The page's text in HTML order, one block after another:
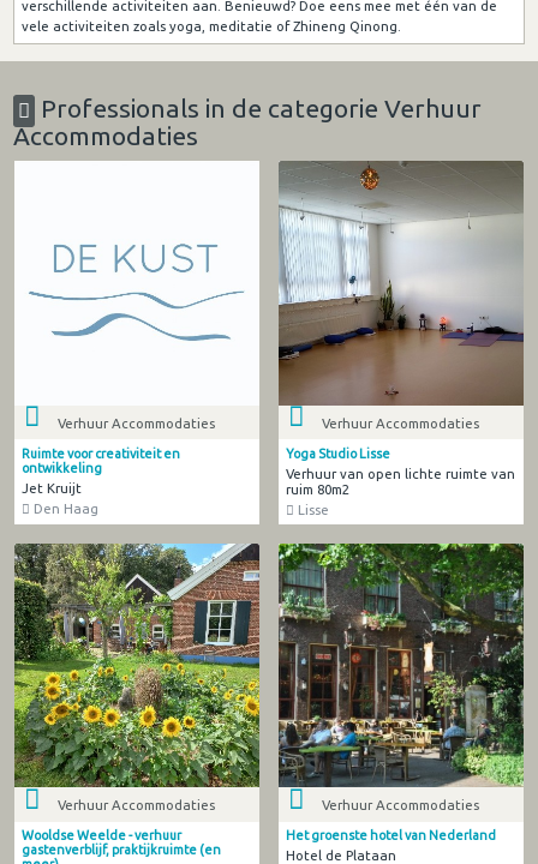
verschillende activiteiten aan. Benieuwd? Doe eens mee met één van de
vele activiteiten zoals yoga, meditatie of Zhineng Qinong.
Professionals in de categorie Verhuur
Accommodaties
Verhuur Accommodaties
Ruimte voor creativiteit en
ontwikkeling
Jet Kruijt
Den Haag
Verhuur Accommodaties
Yoga Studio Lisse
Verhuur van open lichte ruimte van
ruim 80m2
Lisse
Verhuur Accommodaties
Wooldse Weelde - verhuur
gastenverblijf, praktijkruimte (en
Verhuur Accommodaties
Het groenste hotel van Nederland
Hotel de Plataan